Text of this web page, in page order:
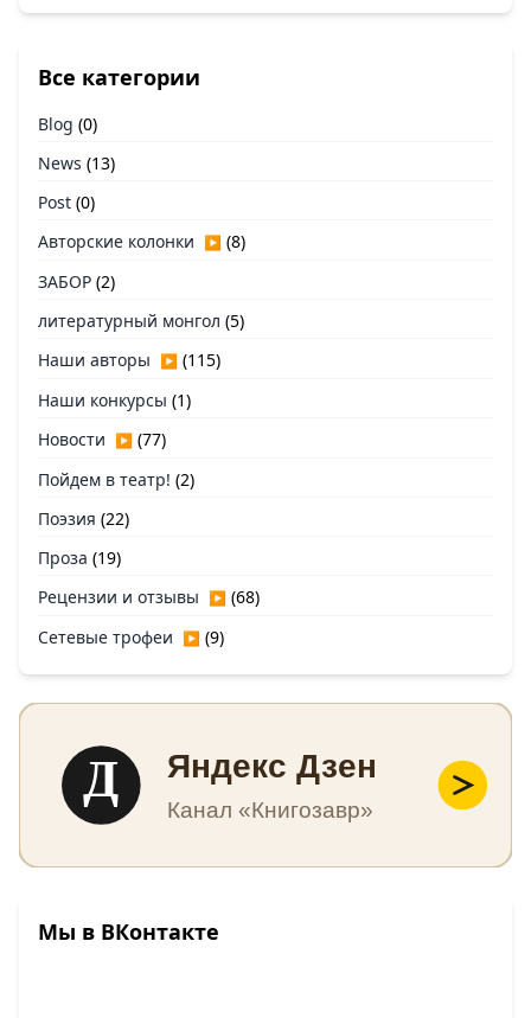
Все категории
Blog (0)
News (13)
Post (0)
Авторские колонки ▶ (8)
ЗАБОР (2)
литературный монгол (5)
Наши авторы ▶ (115)
Наши конкурсы (1)
Новости ▶ (77)
Пойдем в театр! (2)
Поэзия (22)
Проза (19)
Рецензии и отзывы ▶ (68)
Сетевые трофеи ▶ (9)
Д Яндекс Дзен
Канал «Книгозавр»
Мы в ВКонтакте